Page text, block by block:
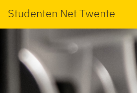
Studenten Net Twente